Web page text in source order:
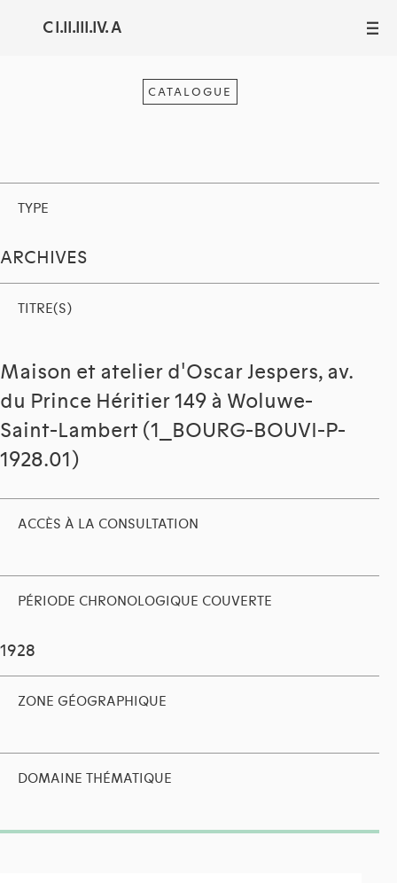
C I.II.III.IV. A III
CATALOGUE
TYPE
ARCHIVES
TITRE(S)
Maison et atelier d'Oscar Jespers, av.
du Prince Héritier 149 à Woluwe-
Saint-Lambert (1_BOURG-BOUVI-P-
1928.01)
ACCÈS À LA CONSULTATION
PÉRIODE CHRONOLOGIQUE COUVERTE
1928
ZONE GÉOGRAPHIQUE
DOMAINE THÉMATIQUE